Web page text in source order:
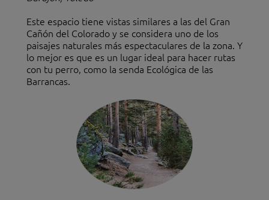
Este espacio tiene vistas similares a las del Gran
Cañón del Colorado y se considera uno de los
paisajes naturales más espectaculares de la zona. Y
lo mejor es que es un lugar ideal para hacer rutas
con tu perro, como la senda Ecológica de las
Barrancas.